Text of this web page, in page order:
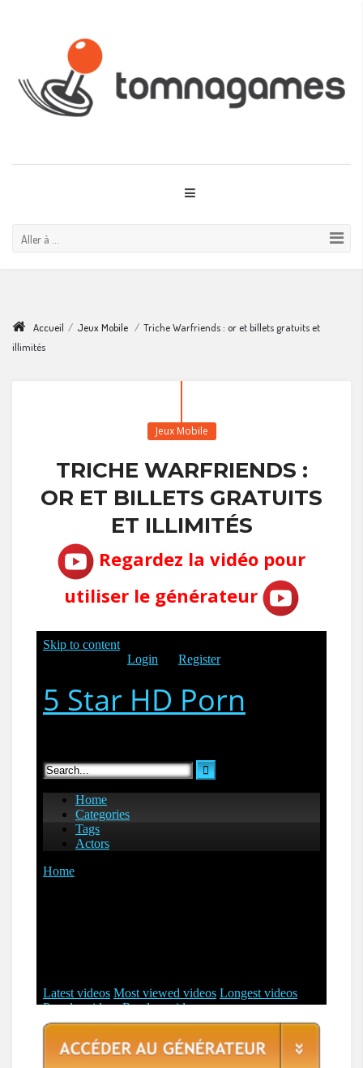
Aller à ...
Accueil / Jeux Mobile / Triche Warfriends : or et billets gratuits et
illimités
Jeux Mobile
TRICHE WARFRIENDS :
OR ET BILLETS GRATUITS
ET ILLIMITÉS
Regardez la vidéo pour
utiliser le générateur